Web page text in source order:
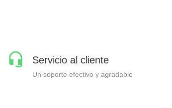
Servicio al cliente
Un soporte efectivo y agradable